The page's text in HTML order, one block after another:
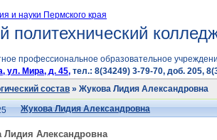
и науки Пермского края
политехнический
профессиональное образовательное
ул. Мира, д. 45, тел.: 8(34249) 3-79-70, доб. 205,
состав » Жукова Лидия Александровна
Жукова Лидия Александровна
Лидия Александровна